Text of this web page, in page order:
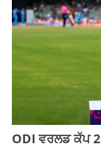
ODI ਵਰਲਡ ਕੱਪ